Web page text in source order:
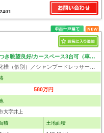
正味土地43坪/南西角地につき陽当良好/高台につき眺望良好/カースペース3台可（車種による）
580万円
大字井上
積 土地面積